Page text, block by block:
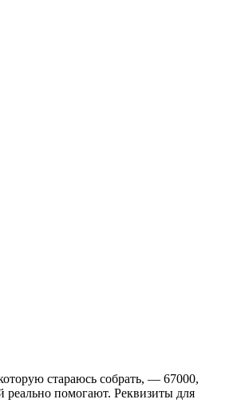
стараюсь собрать, — 67000,
помогают. Реквизиты для